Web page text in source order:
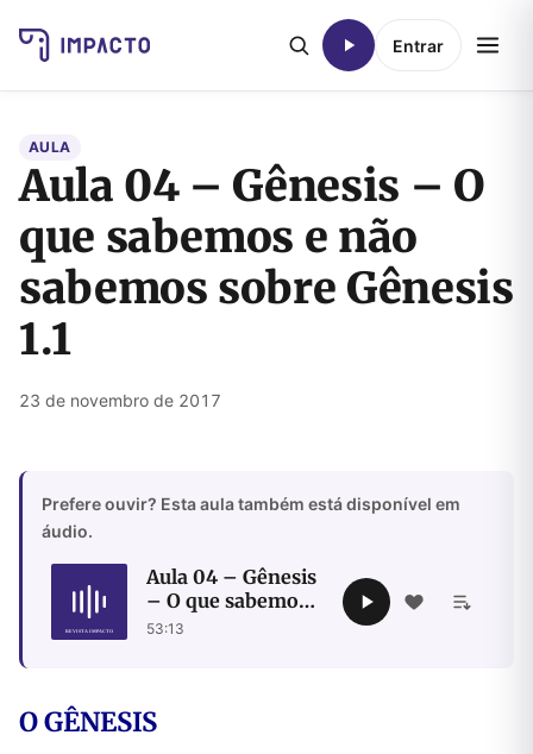
Entrar
AULA
Aula 04 – Gênesis – O
que sabemos e não
sabemos sobre Gênesis
1.1
23 de novembro de 2017
Prefere ouvir? Esta aula também está disponível em
áudio.
Aula 04 – Gênesis
– O que sabemos e
não sabemos
53:13
O GÊNESIS